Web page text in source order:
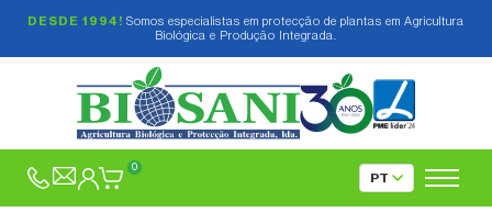
DESDE 1994! Somos especialistas em protecção de plantas em Agricultura
Biológica e Produção Integrada.
0